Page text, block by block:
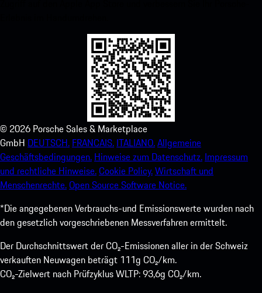
© 2026 Porsche Sales & Marketplace
GmbH DEUTSCH. FRANCAIS. ITALIANO.Allgemeine
Geschäftsbedingungen. Hinweise zum Datenschutz. Impressum
und rechtliche Hinweise.Cookie Policy.Wirtschaft und
Menschenrechte.Open Source Software Notice.
*Die angegebenen Verbrauchs-und Emissionswerte wurden nach
den gesetzlich vorgeschriebenen Messverfahren ermittelt.
Der Durchschnittswert der CO₂-Emissionen aller in der Schweiz
verkauften Neuwagen beträgt 111g CO₂/km.
CO₂-Zielwert nach Prüfzyklus WLTP: 93,6g CO₂/km.